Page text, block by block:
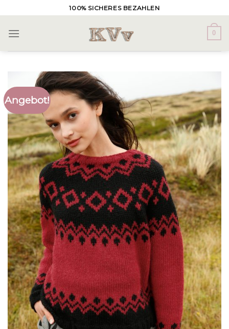
to
content
100% SICHERES BEZAHLEN
0
Angebot!